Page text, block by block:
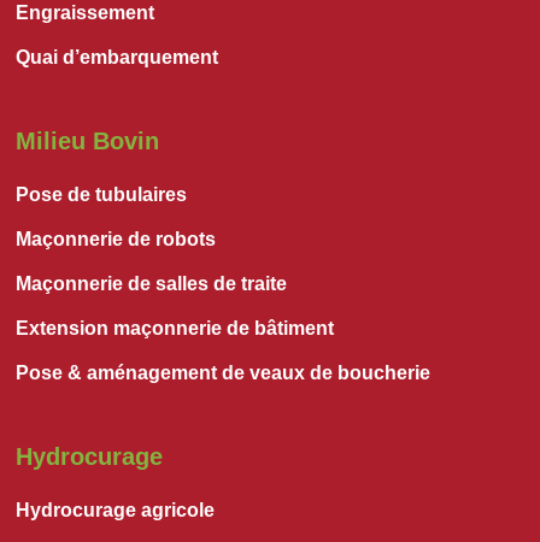
Engraissement
Quai d’embarquement
Milieu Bovin
Pose de tubulaires
Maçonnerie de robots
Maçonnerie de salles de traite
Extension maçonnerie de bâtiment
Pose & aménagement de veaux de boucherie
Hydrocurage
Hydrocurage agricole